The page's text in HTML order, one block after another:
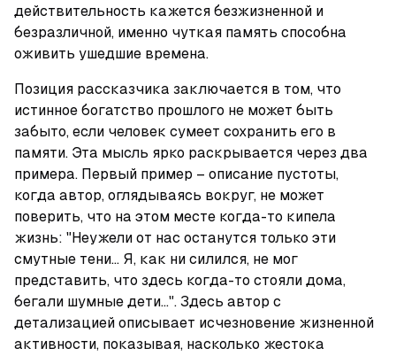
действительность кажется безжизненной и
безразличной, именно чуткая память способна
оживить ушедшие времена.
Позиция рассказчика заключается в том, что
истинное богатство прошлого не может быть
забыто, если человек сумеет сохранить его в
памяти. Эта мысль ярко раскрывается через два
примера. Первый пример – описание пустоты,
когда автор, оглядываясь вокруг, не может
поверить, что на этом месте когда-то кипела
жизнь: "Неужели от нас останутся только эти
смутные тени... Я, как ни силился, не мог
представить, что здесь когда-то стояли дома,
бегали шумные дети...". Здесь автор с
детализацией описывает исчезновение жизненной
активности, показывая, насколько жестока